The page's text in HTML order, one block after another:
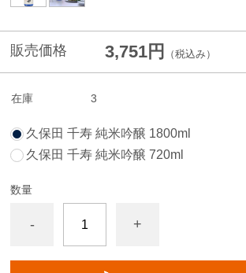
販売価格 3,751円 （税込み）
在庫 3
久保田 千寿 純米吟醸 1800ml
久保田 千寿 純米吟醸 720ml
数量
- +